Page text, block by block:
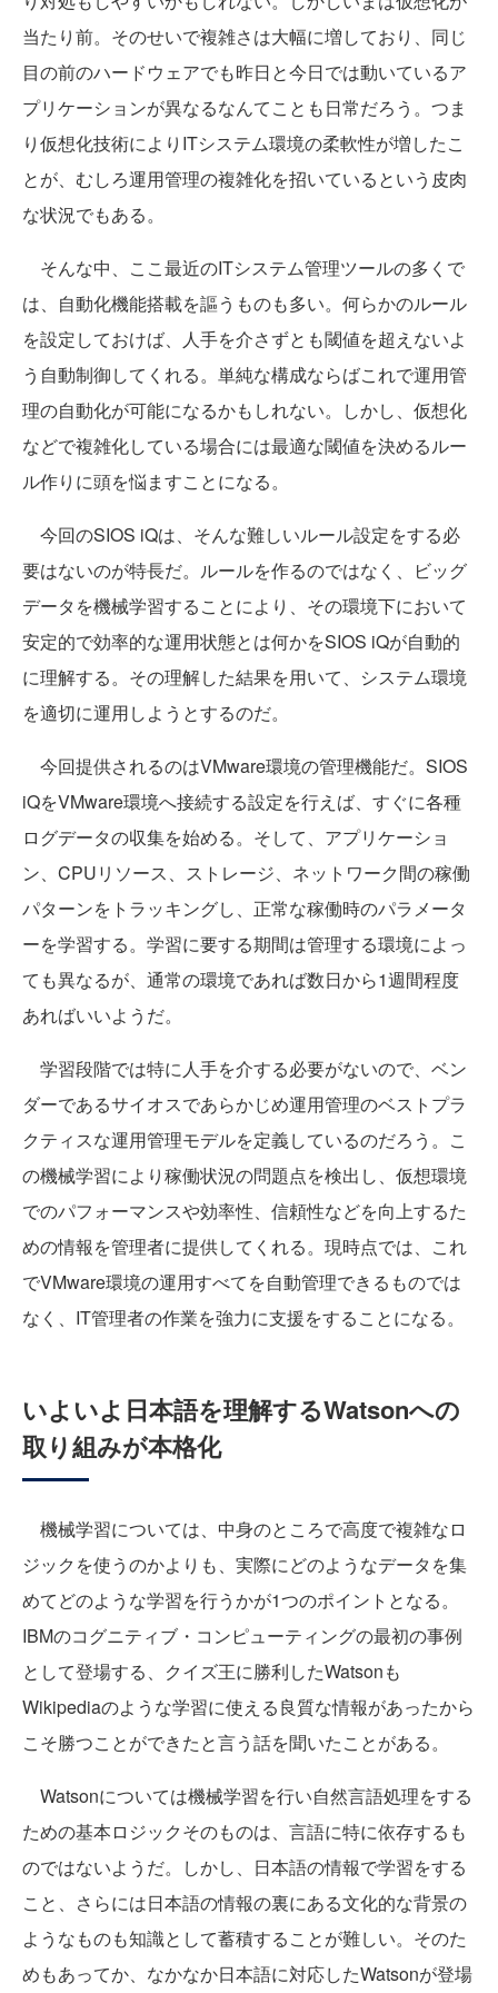
当たり前。そのせいで複雑さは大幅に増しており、同じ
目の前のハードウェアでも昨日と今日では動いているア
プリケーションが異なるなんてことも日常だろう。つま
り仮想化技術によりITシステム環境の柔軟性が増したこ
とが、むしろ運用管理の複雑化を招いているという皮肉
な状況でもある。
そんな中、ここ最近のITシステム管理ツールの多くで
は、自動化機能搭載を謳うものも多い。何らかのルール
を設定しておけば、人手を介さずとも閾値を超えないよ
う自動制御してくれる。単純な構成ならばこれで運用管
理の自動化が可能になるかもしれない。しかし、仮想化
などで複雑化している場合には最適な閾値を決めるルー
ル作りに頭を悩ますことになる。
今回のSIOS iQは、そんな難しいルール設定をする必
要はないのが特長だ。ルールを作るのではなく、ビッグ
データを機械学習することにより、その環境下において
安定的で効率的な運用状態とは何かをSIOS iQが自動的
に理解する。その理解した結果を用いて、システム環境
を適切に運用しようとするのだ。
今回提供されるのはVMware環境の管理機能だ。SIOS
iQをVMware環境へ接続する設定を行えば、すぐに各種
ログデータの収集を始める。そして、アプリケーショ
ン、CPUリソース、ストレージ、ネットワーク間の稼働
パターンをトラッキングし、正常な稼働時のパラメータ
ーを学習する。学習に要する期間は管理する環境によっ
ても異なるが、通常の環境であれば数日から1週間程度
あればいいようだ。
学習段階では特に人手を介する必要がないので、ベン
ダーであるサイオスであらかじめ運用管理のベストプラ
クティスな運用管理モデルを定義しているのだろう。こ
の機械学習により稼働状況の問題点を検出し、仮想環境
でのパフォーマンスや効率性、信頼性などを向上するた
めの情報を管理者に提供してくれる。現時点では、これ
でVMware環境の運用すべてを自動管理できるものでは
なく、IT管理者の作業を強力に支援をすることになる。
いよいよ日本語を理解するWatsonへの
取り組みが本格化
機械学習については、中身のところで高度で複雑なロ
ジックを使うのかよりも、実際にどのようなデータを集
めてどのような学習を行うかが1つのポイントとなる。
IBMのコグニティブ・コンピューティングの最初の事例
として登場する、クイズ王に勝利したWatsonも
Wikipediaのような学習に使える良質な情報があったから
こそ勝つことができたと言う話を聞いたことがある。
Watsonについては機械学習を行い自然言語処理をする
ための基本ロジックそのものは、言語に特に依存するも
のではないようだ。しかし、日本語の情報で学習をする
こと、さらには日本語の情報の裏にある文化的な背景の
ようなものも知識として蓄積することが難しい。そのた
めもあってか、なかなか日本語に対応したWatsonが登場